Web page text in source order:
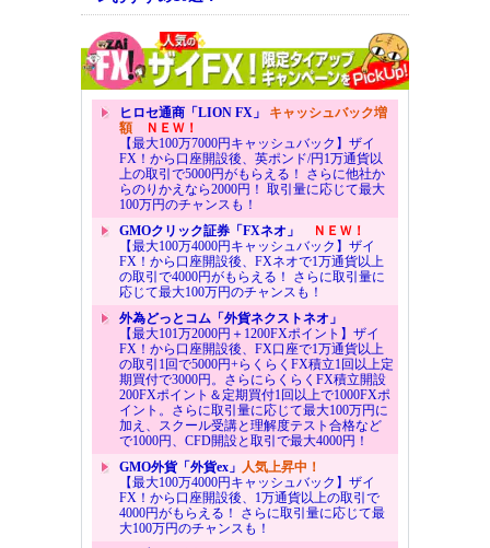
ヒロセ通商「LION FX」 キャッシュバック増
額ＮＥＷ！
【最大100万7000円キャッシュバック】ザイ
FX！から口座開設後、英ポンド/円1万通貨以
上の取引で5000円がもらえる！ さらに他社か
らのりかえなら2000円！ 取引量に応じて最大
100万円のチャンスも！
GMOクリック証券「FXネオ」
ＮＥＷ！
【最大100万4000円キャッシュバック】ザイ
FX！から口座開設後、FXネオで1万通貨以上
の取引で4000円がもらえる！ さらに取引量に
応じて最大100万円のチャンスも！
外為どっとコム「外貨ネクストネオ」
【最大101万2000円＋1200FXポイント】ザイ
FX！から口座開設後、FX口座で1万通貨以上
の取引1回で5000円+らくらくFX積立1回以上定
期買付で3000円。さらにらくらくFX積立開設
200FXポイント＆定期買付1回以上で1000FXポ
イント。さらに取引量に応じて最大100万円に
加え、スクール受講と理解度テスト合格など
で1000円、CFD開設と取引で最大4000円！
GMO外貨「外貨ex」 人気上昇中！
【最大100万4000円キャッシュバック】ザイ
FX！から口座開設後、1万通貨以上の取引で
4000円がもらえる！ さらに取引量に応じて最
大100万円のチャンスも！